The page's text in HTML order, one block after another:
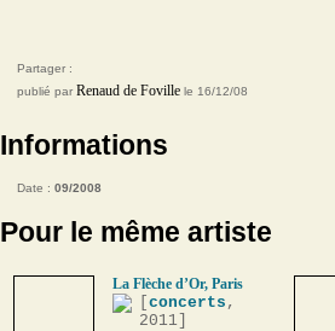
Partager :
publié par Renaud de Foville le 16/12/08
Informations
Date : 09/2008
Pour le même artiste
La Flèche d’Or, Paris
concerts ,
2011]